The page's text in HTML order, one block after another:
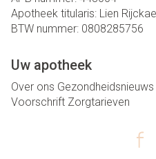
Apotheek titularis: Lien
BTW nummer: 0808285756
Uw apotheek
Over ons Gezondheidsnieuws
Voorschrift Zorgtarieven